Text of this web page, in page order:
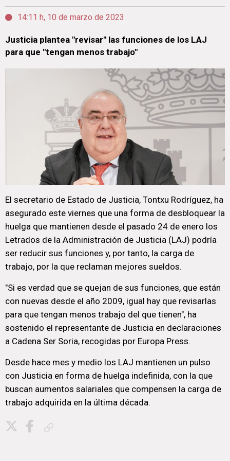
14:11 h, 10 de marzo de 2023
Justicia plantea "revisar" las funciones de los LAJ
para que "tengan menos trabajo"
El secretario de Estado de Justicia, Tontxu Rodríguez, ha
asegurado este viernes que una forma de desbloquear la
huelga que mantienen desde el pasado 24 de enero los
Letrados de la Administración de Justicia (LAJ) podría
ser reducir sus funciones y, por tanto, la carga de
trabajo, por la que reclaman mejores sueldos.
"Si es verdad que se quejan de sus funciones, que están
con nuevas desde el año 2009, igual hay que revisarlas
para que tengan menos trabajo del que tienen", ha
sostenido el representante de Justicia en declaraciones
a Cadena Ser Soria, recogidas por Europa Press.
Desde hace mes y medio los LAJ mantienen un pulso
con Justicia en forma de huelga indefinida, con la que
buscan aumentos salariales que compensen la carga de
trabajo adquirida en la última década.